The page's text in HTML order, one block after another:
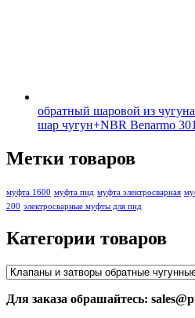
обратный шаровой из
шар чугун+NBR Benarmo
Метки товаров
муфта 1600 муфта пнд муфта электросварная
200 электросварные муфты для пнд
Категории товаров
Для заказа обрашайтесь: